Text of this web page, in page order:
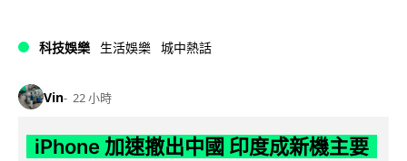
科技娛樂 生活娛樂 城中熱話
Vin 22 小時
iPhone 加速撤出中國 印度成新機主要